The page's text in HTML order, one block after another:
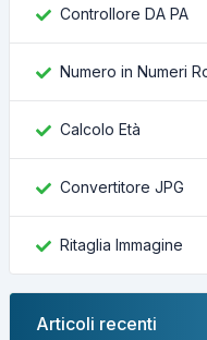
Controllore DA PA
Numero in Numeri
Calcolo Età
Convertitore JPG
Ritaglia Immagine
Articoli recenti